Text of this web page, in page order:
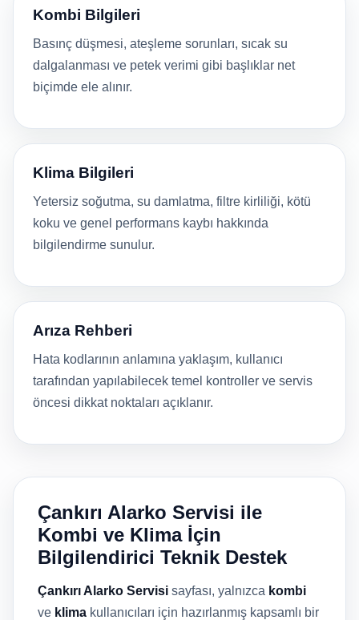
Kombi Bilgileri
Basınç düşmesi, ateşleme sorunları, sıcak su
dalgalanması ve petek verimi gibi başlıklar net
biçimde ele alınır.
Klima Bilgileri
Yetersiz soğutma, su damlatma, filtre kirliliği, kötü
koku ve genel performans kaybı hakkında
bilgilendirme sunulur.
Arıza Rehberi
Hata kodlarının anlamına yaklaşım, kullanıcı
tarafından yapılabilecek temel kontroller ve servis
öncesi dikkat noktaları açıklanır.
Çankırı Alarko Servisi ile
Kombi ve Klima İçin
Bilgilendirici Teknik Destek
Çankırı Alarko Servisi sayfası, yalnızca kombi
ve klima kullanıcıları için hazırlanmış kapsamlı bir